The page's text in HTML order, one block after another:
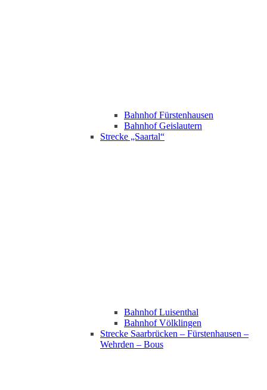
Bahnhof Fürstenhausen
Bahnhof Geislautern
Strecke „Saartal“
Bahnhof Luisenthal
Bahnhof Völklingen
Strecke Saarbrücken – Fürstenhausen –
Wehrden – Bous